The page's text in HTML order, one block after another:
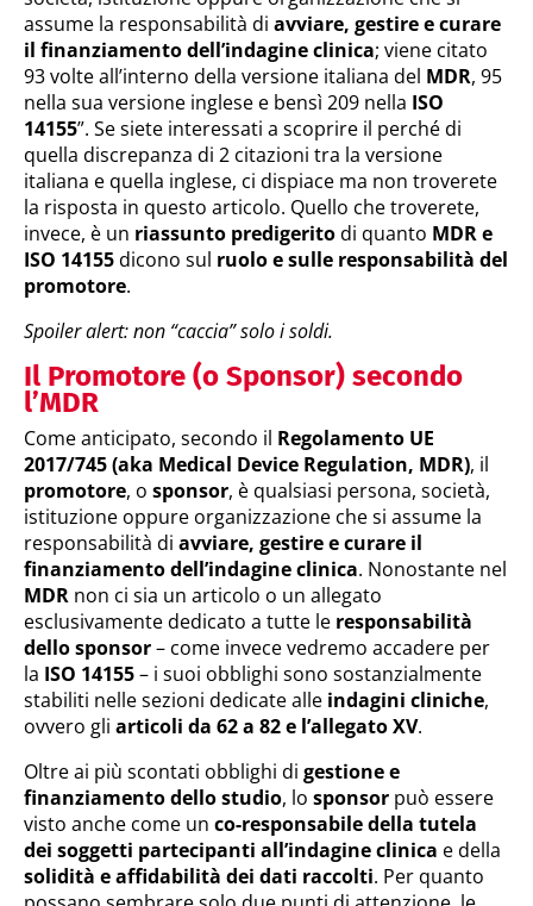
assume la responsabilità di avviare, gestire e curare
il finanziamento dell’indagine clinica; viene citato
93 volte all’interno della versione italiana del MDR, 95
nella sua versione inglese e bensì 209 nella ISO
14155”. Se siete interessati a scoprire il perché di
quella discrepanza di 2 citazioni tra la versione
italiana e quella inglese, ci dispiace ma non troverete
la risposta in questo articolo. Quello che troverete,
invece, è un riassunto predigeritodi quanto MDR e
ISO 14155dicono sul ruolo e sulle responsabilità del
promotore.
Spoiler alert: non “caccia” solo i soldi.
Il Promotore (o Sponsor) secondo
l’MDR
Come anticipato, secondo il Regolamento UE
2017/745 (aka Medical Device Regulation, MDR), il
promotore, o sponsor, è qualsiasi persona, società,
istituzione oppure organizzazione che si assume la
responsabilità di avviare, gestire e curare il
finanziamento dell’indagine clinica. Nonostante nel
MDR non ci sia un articolo o un allegato
esclusivamente dedicato a tutte le responsabilità
dello sponsor– come invece vedremo accadere per
la ISO 14155– i suoi obblighi sono sostanzialmente
stabiliti nelle sezioni dedicate alle indagini cliniche,
ovvero gli articoli da 62 a 82 e l’allegato XV.
Oltre ai più scontati obblighi di gestione e
finanziamento dello studio, lo sponsor può essere
visto anche come un co-responsabile della tutela
dei soggetti partecipanti all’indagine clinica e della
solidità e affidabilità dei dati raccolti. Per quanto